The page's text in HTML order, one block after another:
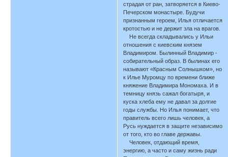
страдая от ран, затворяется в Киево-
Печерском монастыре. Будучи
признанным героем, Илья отличается
кротостью и не держит зла на врагов.
Не всегда складывались у Ильи
отношения с киевским князем
Владимиром. Былинный Владимир -
собирательный образ. В былинах его
называют «Красным Солнышком», но
к Илье Муромцу по времени ближе
княжение Владимира Мономаха. И в
темницу князь сажал богатыря, и
куска хлеба ему не давал за долгие
годы службы. Но Илья понимает, что
правитель всего лишь человек, а
Русь нуждается в защите независимо
от того, кто во главе державы.
Человек, отдающий время,
энергию, а часто и саму жизнь ради